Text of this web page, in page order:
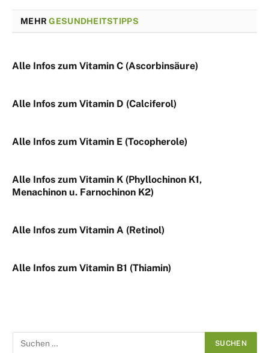
MEHRGESUNDHEITSTIPPS
Alle Infos zum Vitamin C (Ascorbinsäure)
Alle Infos zum Vitamin D (Calciferol)
Alle Infos zum Vitamin E (Tocopherole)
Alle Infos zum Vitamin K (Phyllochinon K1,
Menachinon u. Farnochinon K2)
Alle Infos zum Vitamin A (Retinol)
Alle Infos zum Vitamin B1 (Thiamin)